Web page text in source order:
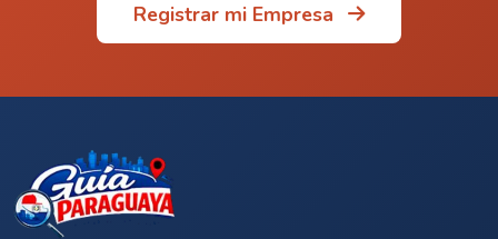
Registrar mi Empresa